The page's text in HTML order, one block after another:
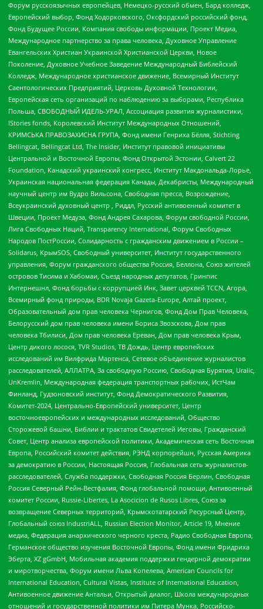
Форум русскоязычных европейцев, Немецко-русский обмен, Бард колледж,
Европейский выбор, Фонд Ходорковского, Оксфордский российский фонд,
Фонд Будущее России, Компания свободы информации, Проект Медиа,
Международное партнерство за права человека, Духовное Управление
Евангельских Христиан Украинской Христианской Церкви, Новое
Поколение, Духовное Учебное Заведение Международный Библейский
Колледж, Международное христианское движение, Всемирный Институт
Саентологических Предприятий, Церковь Духовной Технологии,
Европейская сеть организаций по наблюдению за выборами, Республика
Польша, СВОБОДНЫЙ ИДЕЛЬ-УРАЛ, Ассоциация развития журналистики,
IStories fonds, Королевский Институт Международных Отношений,
КРИМСЬКА ПРАВОЗАХИСНА ГРУПА, Фонд имени Генриха Бёлля, Stichting
Bellingcat, Bellingcat Ltd, The Insider, Институт правовой инициативы
Центральной и Восточной Европы, Фонд Открытой Эстонии, Calvert 22
Foundation, Канадский украинский конгресс, Институт Макдональда-Лорье,
Украинская национальная федерация Канады, Декабристы, Международный
научный центр им Вудро Вильсона, Свободная пресса, Возрождение,
Всеукраинский духовный центр , Риддл, Русский антивоенный комитет в
Швеции, Проект Медуза, Фонд Андрея Сахарова, Форум свободной России,
Лига Свободных Наций, Transparеncy International, Форум Свободных
Народов ПостРоссии, Солидарность с гражданским движением в России –
Solidarus, КрымSOS, Свободный университет, Институт государственного
управления, Форум гражданского общества Россия, Беллона, Союз жителей
островов Тисима и Хабомаи, Съезд народных депутатов, Гринпис
Интернешнл, Фонд борьбы с коррупцией Инк, Завет церквей TCCN, Агора,
Всемирный фонд природы, BDR Novaja Gazeta-Europe, Алтай проект,
Образовательный дом прав человека Чернигов, Фонд Дом Прав Человека,
Белорусский дом прав человека имени Бориса Звозскова, Дом прав
человека Тбилиси, Дом прав человека Ереван, Дом прав человека Крым,
Центр дикого лосося, TVR Studios, ТВ Дождь, Центр европейских
исследований им Вилфрида Мартенса, Сетевое объединение журналистов
расследователей, АЛЛАТРА, За свободную Россию, Свободная Бурятия, Uralic,
UnKremlin, Международная федерация транспортных рабочих, ИстЧам
Финланд, Гудзоновский институт, Фонд Демократического Развития,
Комитет-2024, Центрально-Европейский университет, Центр
восточноевропейских и международных исследований, Общество
Сторожевой башни, Библии и трактатов Свидетелей Иеговы, Гражданский
Совет, Центр анализа европейской политики, Академическая сеть Восточная
Европа, Российский комитет действия, РЭНД корпорейшн, Русская Америка
за демократию в России, Настоящая Россия, Глобальная сеть журналистов-
расследователей, Служба поддержки, Свободная Россия Берлин, Свободная
Россия Северный Рейн-Вестфалия, Фонд глобальной помощи, Антивоенный
комитет России, Russie-Libertes, La Asocicion de Rusos Libres, Союз за
возвращение Северных территорий, Крымскотатарский Ресурсный Центр,
Глобальный союз IndustriALL, Russian Election Monitor, Article 19, Мнение
медиа, Федерация анархического черного креста, Радио Свободная Европа,
Германское общество изучения Восточной Европы, Фонд имени Фридриха
Эберта, XZ gGmbH, Мобильная академия поддержки гендерной демократии
и миротворчества, Форум имени Льва Копелева, American Councils for
International Education, Cultural Vistas, Institute of International Education,
Антивоенное движение Антальи, Открытый диалог, Школа международных
отношений и государственной политики им Питера Мунка, Российско-